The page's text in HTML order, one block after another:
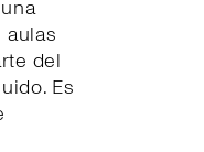
del
Es